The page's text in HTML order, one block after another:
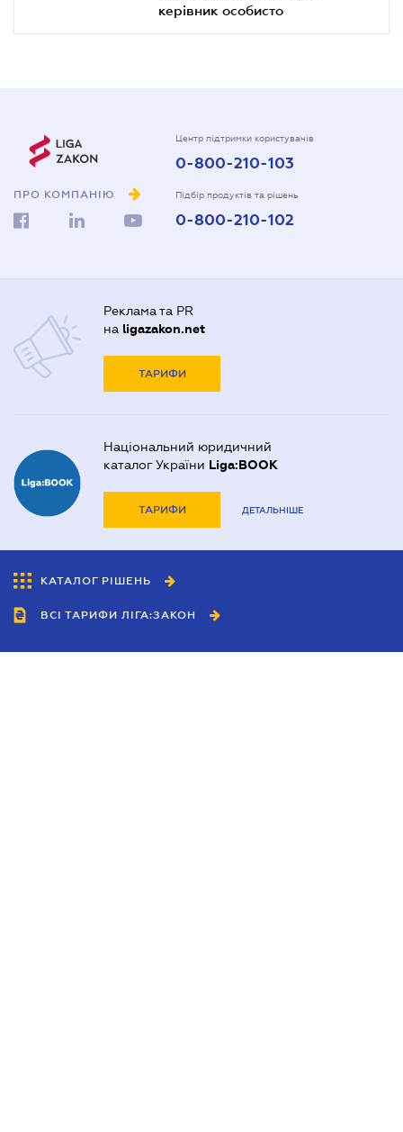
керівник особисто
ПРО КОМПАНІЮ
Центр підтримки користувачів
0-800-210-103
Підбір продуктів та рішень
0-800-210-102
Реклама та PR
на ligazakon.net
ТАРИФИ
Національний юридичний
каталог України Liga:BOOK
ТАРИФИ ДЕТАЛЬНІШЕ
КАТАЛОГ РІШЕНЬ
ВСІ ТАРИФИ ЛІГА:ЗАКОН